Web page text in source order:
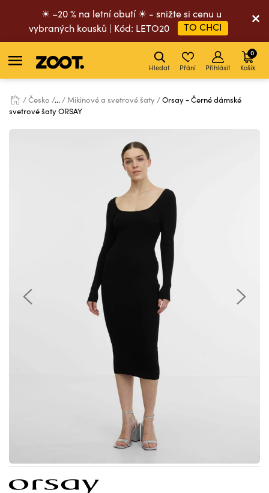
☀ –20 % na letní obutí ☀ - snižte si cenu u
vybraných kousků | Kód: LETO20
TO CHCI
Hledat Přání Přihlásit Košík
0
Česko ... Mikinové a svetrové šaty
Orsay - Černé dámské
svetrové šaty ORSAY